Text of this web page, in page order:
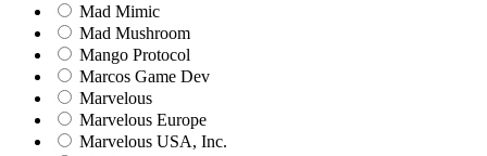
Mad Mimic
Mad Mushroom
Mango Protocol
Marcos Game Dev
Marvelous
Marvelous Europe
Marvelous USA, Inc.